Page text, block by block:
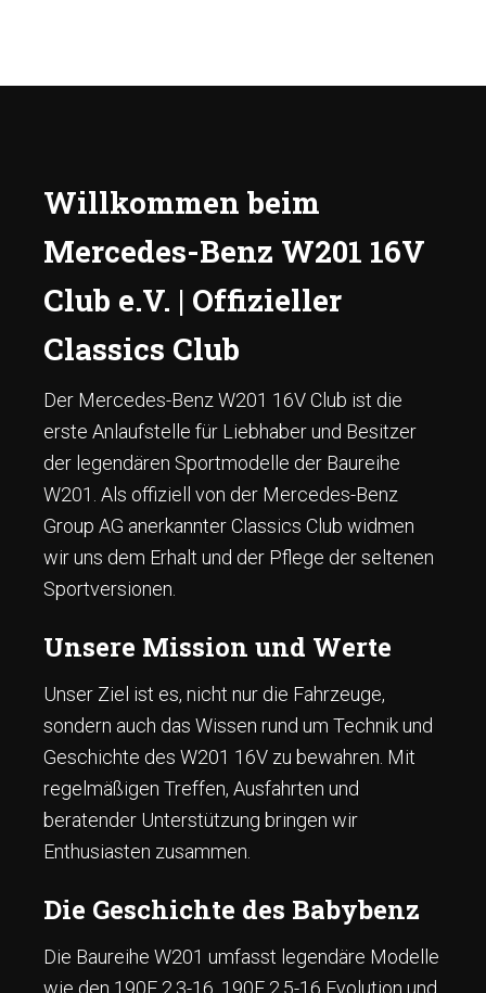
Willkommen beim
Mercedes-Benz W201 16V
Club e.V. | Offizieller
Classics Club
Der Mercedes-Benz W201 16V Club ist die
erste Anlaufstelle für Liebhaber und Besitzer
der legendären Sportmodelle der Baureihe
W201. Als offiziell von der Mercedes-Benz
Group AG anerkannter Classics Club widmen
wir uns dem Erhalt und der Pflege der seltenen
Sportversionen.
Unsere Mission und Werte
Unser Ziel ist es, nicht nur die Fahrzeuge,
sondern auch das Wissen rund um Technik und
Geschichte des W201 16V zu bewahren. Mit
regelmäßigen Treffen, Ausfahrten und
beratender Unterstützung bringen wir
Enthusiasten zusammen.
Die Geschichte des Babybenz
Die Baureihe W201 umfasst legendäre Modelle
wie den 190E 2.3-16, 190E 2.5-16 Evolution und